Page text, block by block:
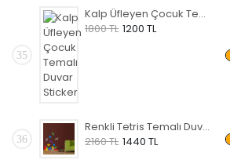
35
Kalp Üfleyen Çocuk Temalı Duvar Sticker
1800 TL 1200 TL
36
Renkli Tetris Temalı Duvar Sticker
2160 TL 1440 TL